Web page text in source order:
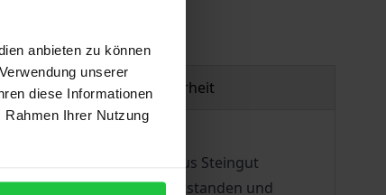
anbieten zu können
unserer
diese Informationen
Ihrer Nutzung
Produktsicherheit
Bildergeschirrs aus Steingut
die sämtlich vor 1840 entstanden und